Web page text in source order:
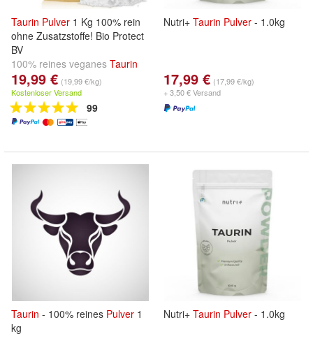
Taurin Pulver 1 Kg 100% rein
ohne Zusatzstoffe! Bio Protect
BV
100% reines veganes Taurin
ohne Zusätze zum Toppreis
19,99 € (19,99 €/kg)
Kostenloser Versand
99
Nutri+ Taurin Pulver - 1.0kg
17,99 € (17,99 €/kg)
+ 3,50 € Versand
Taurin - 100% reines Pulver 1
kg
Nutri+ Taurin Pulver - 1.0kg